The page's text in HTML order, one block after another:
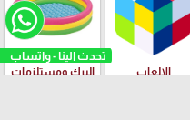
تحدث الينا - واتساب
الالعاب
البرك ومستلزمات